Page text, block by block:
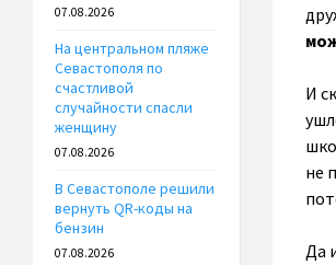
И
не
Да
07.08.2026
На центральном пляже
Севастополя по
счастливой
случайности спасли
женщину
07.08.2026
В Севастополе решили
вернуть QR-коды на
бензин
07.08.2026